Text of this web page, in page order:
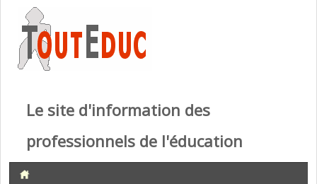
Le site d'information des
professionnels de l'éducation